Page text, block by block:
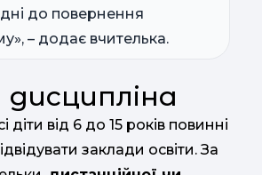
до повернення
– додає вчителька.
діти від 6 до 15 років повинні
заклади освіти. За